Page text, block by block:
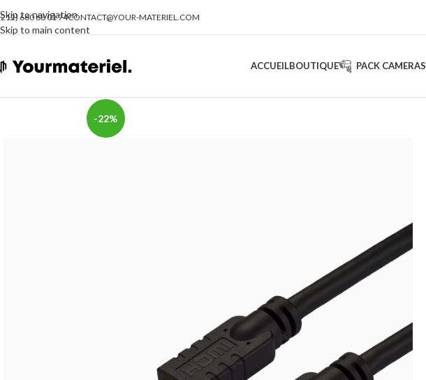
Skip to navigation
Skip to main content
660 68 01 74CONTACT@YOUR-MATERIEL.COM
ACCUEILBOUTIQUE PACK CAMERAS
-22%